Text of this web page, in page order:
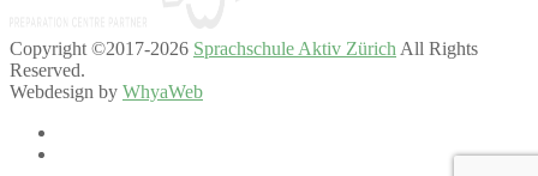
Copyright ©2017-2026 Sprachschule Aktiv ZürichAll Rights
Reserved.
Webdesign by WhyaWeb